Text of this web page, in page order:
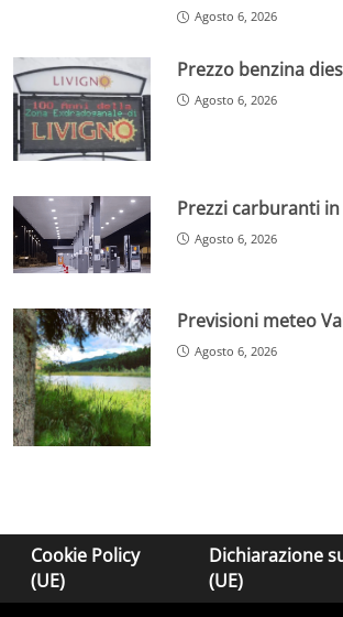
Agosto 6, 2026
Prezzo benzina
Agosto 6, 2026
Prezzi carburanti
Agosto 6, 2026
Previsioni meteo
Agosto 6, 2026
Cookie Policy
(UE)
Dichiarazione
(UE)